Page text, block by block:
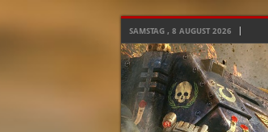
SAMSTAG , 8 AUGUST 2026